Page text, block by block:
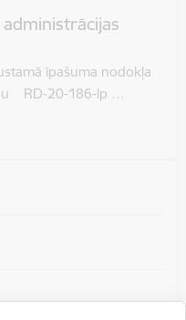
īpašuma nodokļa
RD-20-186-lp …